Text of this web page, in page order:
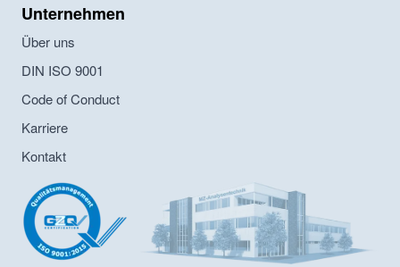
Unternehmen
Über uns
DIN ISO 9001
Code of Conduct
Karriere
Kontakt